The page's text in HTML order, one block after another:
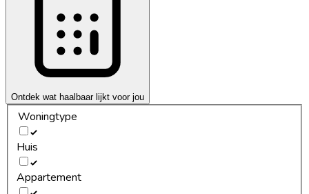
Ontdek wat haalbaar lijkt voor jou
Woningtype
Huis
Appartement